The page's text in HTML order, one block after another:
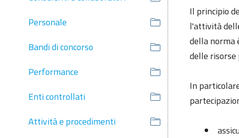
Personale
Bandi di concorso
Performance
Enti controllati
Attività e procedimenti
Il principio
l'attività
della norma
delle risorse
In